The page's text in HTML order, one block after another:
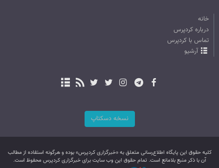
خانه
درباره کردپرس
تماس با کردپرس
آرشیو
نسخه دسکتاپ
کليه حقوق اين پایگاه اطلاع‌رسانی متعلق به «خبرگزاری کردپرس» بوده و هرگونه استفاده از مطالب
آن با ذکر منبع بلامانع است. تمام حقوق این وب سایت برای خبرگزاری کردپرس محفوظ است.